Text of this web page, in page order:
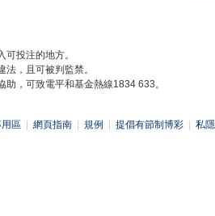
投注的地方。
，且可被判監禁。
，可致電平和基金熱線1834 633。
區 網頁指南 規例 提倡有節制博彩 私